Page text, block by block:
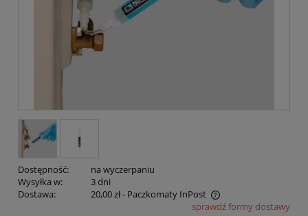
Dostępność:
na wyczerpaniu
Wysyłka w:
3 dni
Dostawa:
20,00 zł- Paczkomaty InPost
Cena nie zawiera ewentualnych kosztów płatnościsprawdź formy dostawy